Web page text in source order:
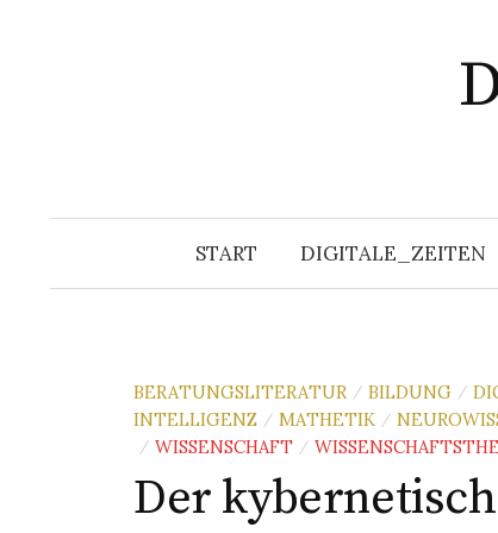
START DIGITALE_ZEITEN
BERATUNGSLITERATUR / BILDUNG /
INTELLIGENZ / MATHETIK /
/ WISSENSCHAFT /
Der